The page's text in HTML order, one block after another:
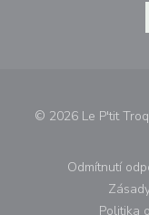
© 2026 Le P'tit
Odmítnutí
Politika